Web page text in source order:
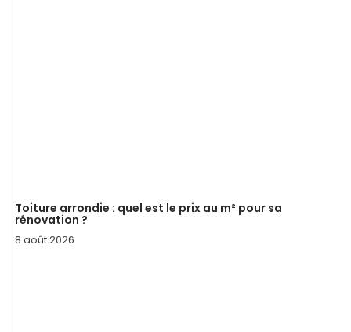
Toiture arrondie : quel est le prix au m² pour sa
rénovation ?
8 août 2026